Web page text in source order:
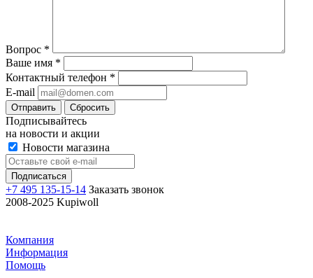
Вопрос *
Ваше имя *
Контактный телефон *
E-mail
Отправить Сбросить
Подписывайтесь
на новости и акции
Новости магазина
+7 495 135-15-14 Заказать звонок
2008-2025 Kupiwoll
Компания
Информация
Помощь